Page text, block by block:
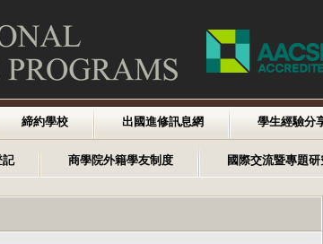
締約學校 出國進修訊息網 學生經驗分
記 商學院外籍學友制度 國際交流暨專題